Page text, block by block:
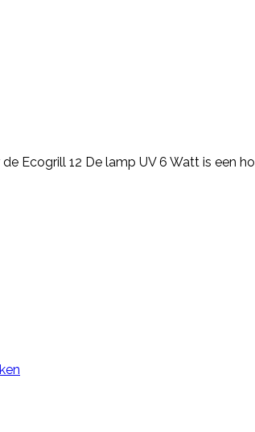
Ecogrill 12 De lamp UV 6 Watt is een